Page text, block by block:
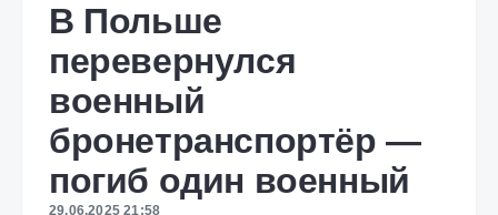
В Польше
перевернулся
военный
бронетранспортёр —
погиб один военный
29.06.2025 21:58